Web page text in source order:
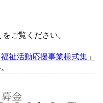
をご覧ください。
福祉活動応援事業様式集」